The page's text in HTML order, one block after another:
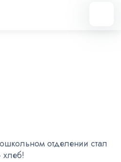
отделении стал
хлеб!